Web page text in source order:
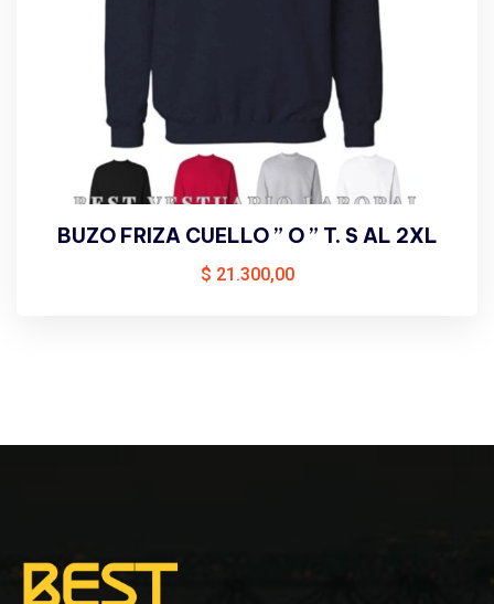
BUZO FRIZA CUELLO ” O ” T. S AL 2XL
$ 21.300,00